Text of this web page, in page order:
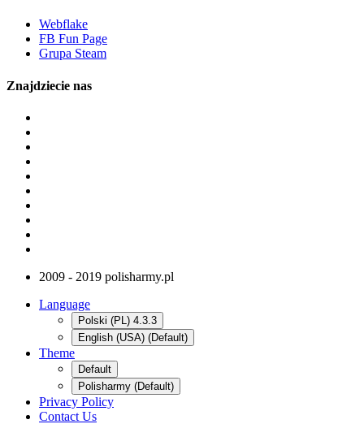
Webflake
FB Fun Page
Grupa Steam
Znajdziecie nas
2009 - 2019 polisharmy.pl
Language
Polski (PL) 4.3.3
English (USA) (Default)
Theme
Default
Polisharmy (Default)
Privacy Policy
Contact Us